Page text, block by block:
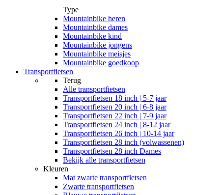
Type
Mountainbike heren
Mountainbike dames
Mountainbike kind
Mountainbike jongens
Mountainbike meisjes
Mountainbike goedkoop
Transportfietsen
Terug
Alle transportfietsen
Transportfietsen 18 inch | 5-7 jaar
Transportfietsen 20 inch | 6-8 jaar
Transportfietsen 22 inch | 7-9 jaar
Transportfietsen 24 inch | 8-12 jaar
Transportfietsen 26 inch | 10-14 jaar
Transportfietsen 28 inch (volwassenen)
Transportfietsen 28 inch Dames
Bekijk alle transportfietsen
Kleuren
Mat zwarte transportfietsen
Zwarte transportfietsen